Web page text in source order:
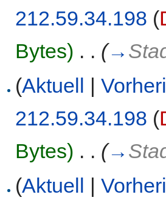
212.59.34.198 (
Bytes) . . (→
(Aktuell |
212.59.34.198 (
Bytes) . . (→
(Aktuell |